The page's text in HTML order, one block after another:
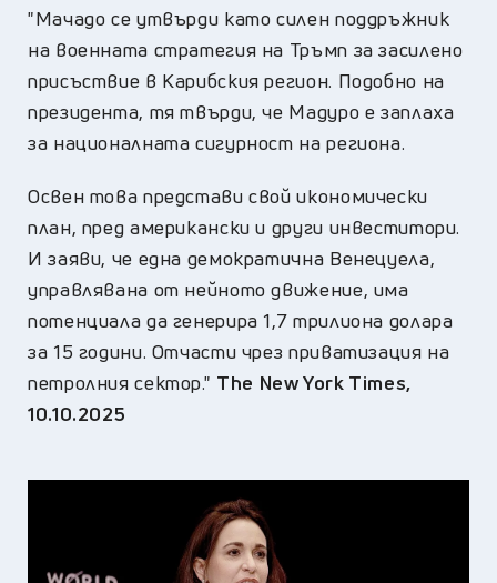
"Мачадо се утвърди като силен поддръжник
на военната стратегия на Тръмп за засилено
присъствие в Карибския регион. Подобно на
президента, тя твърди, че Мадуро е заплаха
за националната сигурност на региона.
Освен това представи свой икономически
план, пред американски и други инвеститори.
И заяви, че една демократична Венецуела,
управлявана от нейното движение, има
потенциала да генерира 1,7 трилиона долара
за 15 години. Отчасти чрез приватизация на
петролния сектор." The New York Times,
10.10.2025